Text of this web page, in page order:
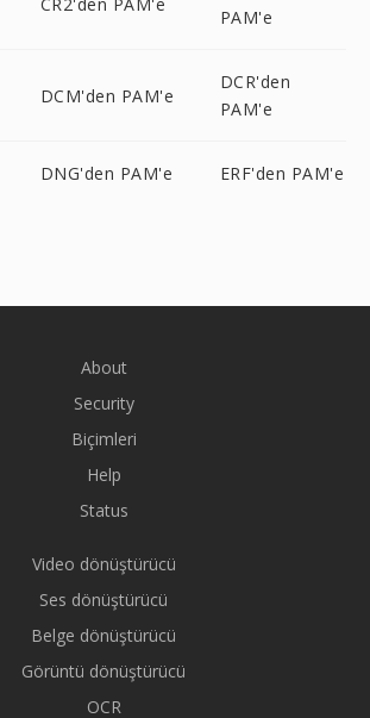
PAM'e
DCM'den PAM'e
DCR'den
PAM'e
DNG'den PAM'e ERF'den PAM'e
About
Security
Biçimleri
Help
Status
Video dönüştürücü
Ses dönüştürücü
Belge dönüştürücü
Görüntü dönüştürücü
OCR